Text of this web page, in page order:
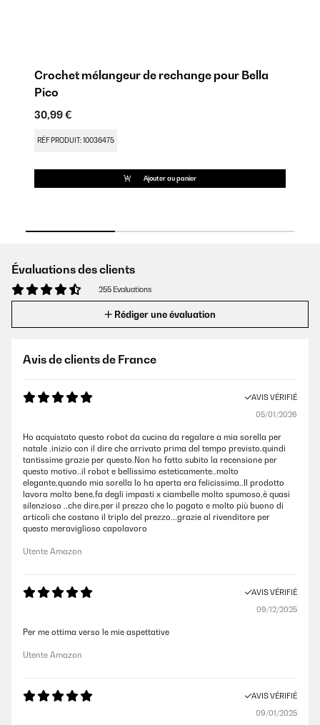
Crochet mélangeur de rechange pour Bella
Pico
30,99 €
RÉF PRODUIT: 10036475
Ajouter au panier
Évaluations des clients
255 Evaluations
Rédiger une évaluation
Avis de clients de France
AVIS VÉRIFIÉ
05/01/2026
Ho acquistato questo robot da cucina da regalare a mia sorella per
natale .inizio con il dire che arrivato prima del tempo previsto.quindi
tantissime grazie per questo.Non ho fatto subito la recensione per
questo motivo..il robot e bellissimo esteticamente..molto
elegante,quando mia sorella lo ha aperta era felicissima..Il prodotto
lavora molto bene,fa degli impasti x ciambelle molto spumoso,è quasi
silenzioso ..che dire,per il prezzo che lo pagato e molto più buono di
articoli che costano il triplo del prezzo...grazie al rivenditore per
questo meraviglioso capolavoro
Utente Amazon
AVIS VÉRIFIÉ
09/12/2025
Per me ottima verso le mie aspettative
Utente Amazon
AVIS VÉRIFIÉ
09/01/2025